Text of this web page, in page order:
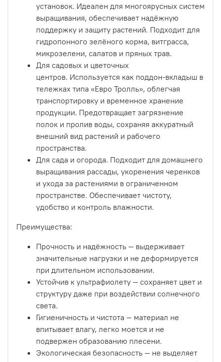
установок. Идеален для многоярусных систем
выращивания, обеспечивает надёжную
поддержку и защиту растений. Подходит для
гидропонного зелёного корма, витграсса,
микрозелени, салатов и пряных трав.
Для садовых и цветочных
центров. Используется как поддон-вкладыш в
тележках типа «Евро Тролль», облегчая
транспортировку и временное хранение
продукции. Предотвращает загрязнение
полок и пролив воды, сохраняя аккуратный
внешний вид растений и рабочего
пространства.
Для сада и огорода. Подходит для домашнего
выращивания рассады, укоренения черенков
и ухода за растениями в ограниченном
пространстве. Обеспечивает чистоту,
удобство и контроль влажности.
Преимущества:
Прочность и надёжность — выдерживает
значительные нагрузки и не деформируется
при длительном использовании.
Устойчив к ультрафиолету — сохраняет цвет и
структуру даже при воздействии солнечного
света.
Гигиеничность и чистота — материал не
впитывает влагу, легко моется и не
подвержен образованию плесени.
Экологическая безопасность — не выделяет